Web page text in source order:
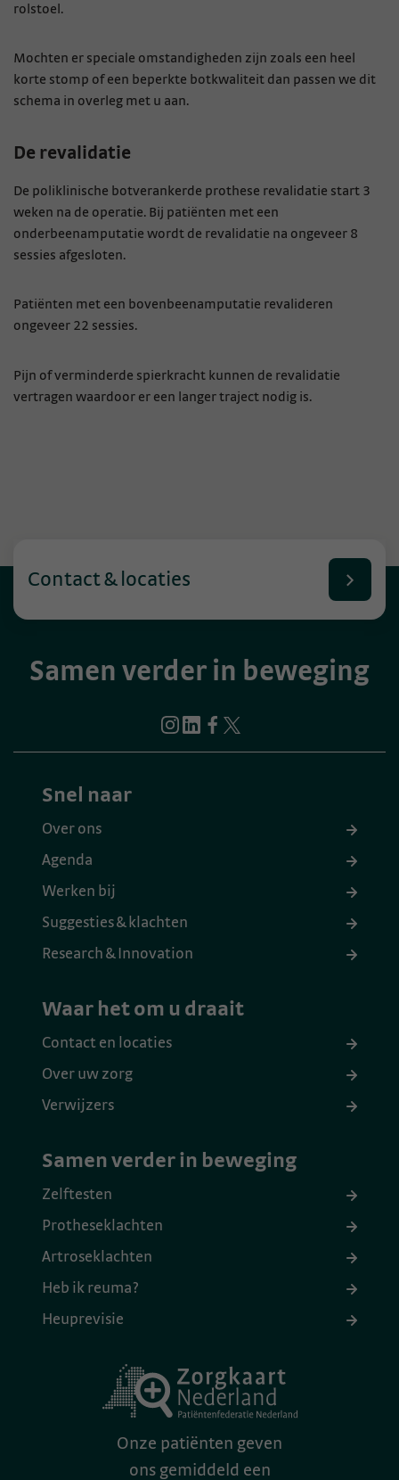
rolstoel.
Mochten er speciale omstandigheden zijn zoals een heel
korte stomp of een beperkte botkwaliteit dan passen we dit
schema in overleg met u aan.
De revalidatie
De poliklinische botverankerde prothese revalidatie start 3
weken na de operatie. Bij patiënten met een
onderbeenamputatie wordt de revalidatie na ongeveer 8
sessies afgesloten.
Patiënten met een bovenbeenamputatie revalideren
ongeveer 22 sessies.
Pijn of verminderde spierkracht kunnen de revalidatie
vertragen waardoor er een langer traject nodig is.
Samen verder in beweging
Contact & locaties
Snel naar
Over ons
Agenda
Werken bij
Suggesties & klachten
Research & Innovation
Waar het om u draait
Contact en locaties
Over uw zorg
Verwijzers
Samen verder in beweging
Zelftesten
Protheseklachten
Artroseklachten
Heb ik reuma?
Heuprevisie
Onze patiënten geven
ons gemiddeld een